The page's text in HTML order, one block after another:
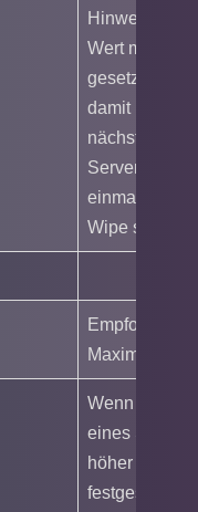
Hinweis: Der
Wert muss
gesetzt
damit beim
nächsten
einmalig der
Wipe
Empfohlener
Maximalwert
Wenn der
eines
höher als der
festgesetzte